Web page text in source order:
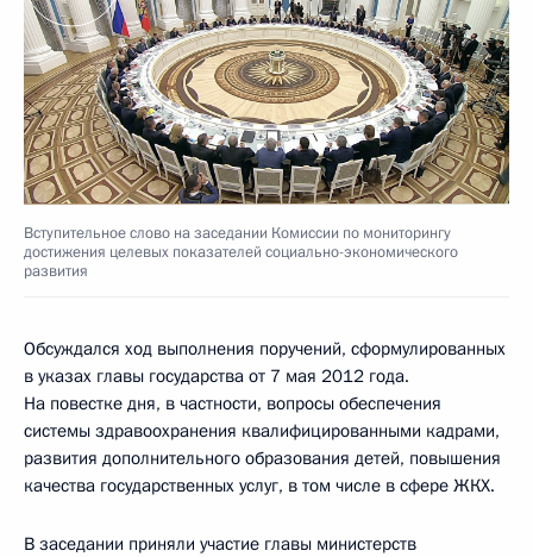
Вступительное слово на заседании Комиссии по мониторингу
достижения целевых показателей социально-экономического
развития
Обсуждался ход выполнения поручений, сформулированных
в указах главы государства от 7 мая 2012 года.
На повестке дня, в частности, вопросы обеспечения
системы здравоохранения квалифицированными кадрами,
развития дополнительного образования детей, повышения
качества государственных услуг, в том числе в сфере ЖКХ.
В заседании приняли участие главы министерств